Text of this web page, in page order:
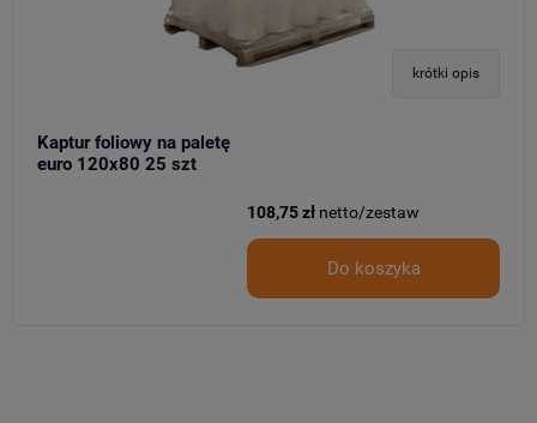
krótki opis
Kaptur foliowy na paletę
euro 120x80 25 szt
108,75 zł netto/zestaw
Do koszyka